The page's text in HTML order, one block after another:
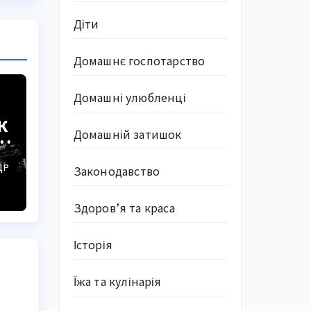
Діти
Домашнє госпотарство
Домашні улюбленці
Домашній затишок
Законодавство
Здоров’я та краса
Історія
Їжа та кулінарія